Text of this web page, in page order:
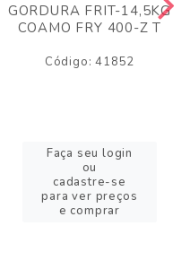
GORDURA FRIT-14,5KG
COAMO FRY 400-Z T
Código: 41852
Faça seu login
ou
cadastre-se
para ver preços
e comprar